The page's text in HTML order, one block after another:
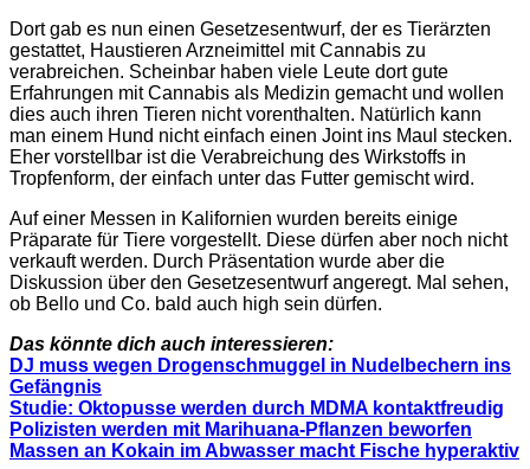
Dort gab es nun einen Gesetzesentwurf, der es Tierärzten
gestattet, Haustieren Arzneimittel mit Cannabis zu
verabreichen. Scheinbar haben viele Leute dort gute
Erfahrungen mit Cannabis als Medizin gemacht und wollen
dies auch ihren Tieren nicht vorenthalten. Natürlich kann
man einem Hund nicht einfach einen Joint ins Maul stecken.
Eher vorstellbar ist die Verabreichung des Wirkstoffs in
Tropfenform, der einfach unter das Futter gemischt wird.
Auf einer Messen in Kalifornien wurden bereits einige
Präparate für Tiere vorgestellt. Diese dürfen aber noch nicht
verkauft werden. Durch Präsentation wurde aber die
Diskussion über den Gesetzesentwurf angeregt. Mal sehen,
ob Bello und Co. bald auch high sein dürfen.
Das könnte dich auch interessieren:
DJ muss wegen Drogenschmuggel in Nudelbechern ins
Gefängnis
Studie: Oktopusse werden durch MDMA kontaktfreudig
Polizisten werden mit Marihuana-Pflanzen beworfen
Massen an Kokain im Abwasser macht Fische hyperaktiv